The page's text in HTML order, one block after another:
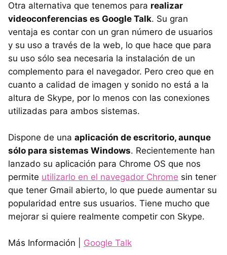
Otra alternativa que tenemos para realizar
videoconferencias es Google Talk. Su gran
ventaja es contar con un gran número de usuarios
y su uso a través de la web, lo que hace que para
su uso sólo sea necesaria la instalación de un
complemento para el navegador. Pero creo que en
cuanto a calidad de imagen y sonido no está a la
altura de Skype, por lo menos con las conexiones
utilizadas para ambos sistemas.
Dispone de una aplicación de escritorio, aunque
sólo para sistemas Windows. Recientemente han
lanzado su aplicación para Chrome OS que nos
permite utilizarlo en el navegador Chrome sin tener
que tener Gmail abierto, lo que puede aumentar su
popularidad entre sus usuarios. Tiene mucho que
mejorar si quiere realmente competir con Skype.
Más Información | Google Talk